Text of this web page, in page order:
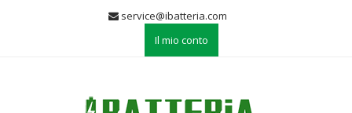
service@ibatteria.com
Il mio conto